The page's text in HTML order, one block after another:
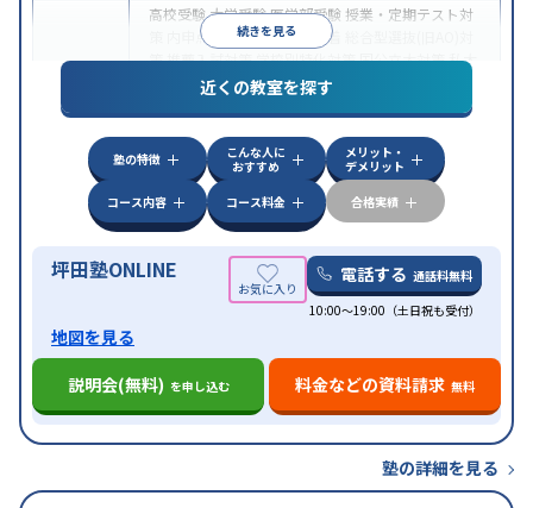
続きを見る
高校受験大学受験医学部受験 授業・定期テスト対
内申点対策学習習慣の定着
策推薦入試対策学校別特化対策国公立大対策私大
共通テスト対策英検(英語検定)対策
その
特徴
中高一貫校生に対応授業の振替可能 不登校生に対
学習にPC・タブレットを利用オンライン対応
科目から受講可能季節講習のみの受講可発達障害
の子どもに対応
近くの教室を探す
塾の特徴
こんな人に
おすすめ
メリット・
デメリット
コース内容
コース料金 合格実績
坪田塾ONLINE 電話する 通話料無料
10:00～19:00（土日祝も受付）
地図を見る
説明会(無料) を申し込む 料金などの資料請求 無料
塾の詳細を見る